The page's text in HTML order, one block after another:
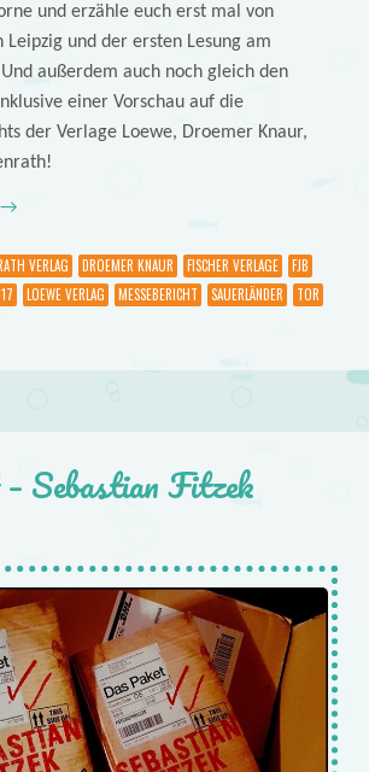
und erzähle euch erst mal von
Leipzig und der ersten Lesung am
außerdem auch noch gleich den
einer Vorschau auf die
der Verlage Loewe, Droemer Knaur,
→
VERLAG DROEMER KNAUR FISCHER VERLAGE
FJB
LOEWE VERLAG MESSEBERICHT SAUERLÄNDER
TOR
Sebastian Fitzek